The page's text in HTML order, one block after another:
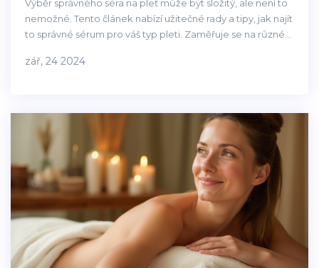
Výběr správného séra na pleť může být složitý, ale není to
nemožné. Tento článek nabízí užitečné rady a tipy, jak najít
to správné sérum pro váš typ pleti. Zaměřuje se na různé
dávat pozor při jejich výběru.
zář, 24 2024